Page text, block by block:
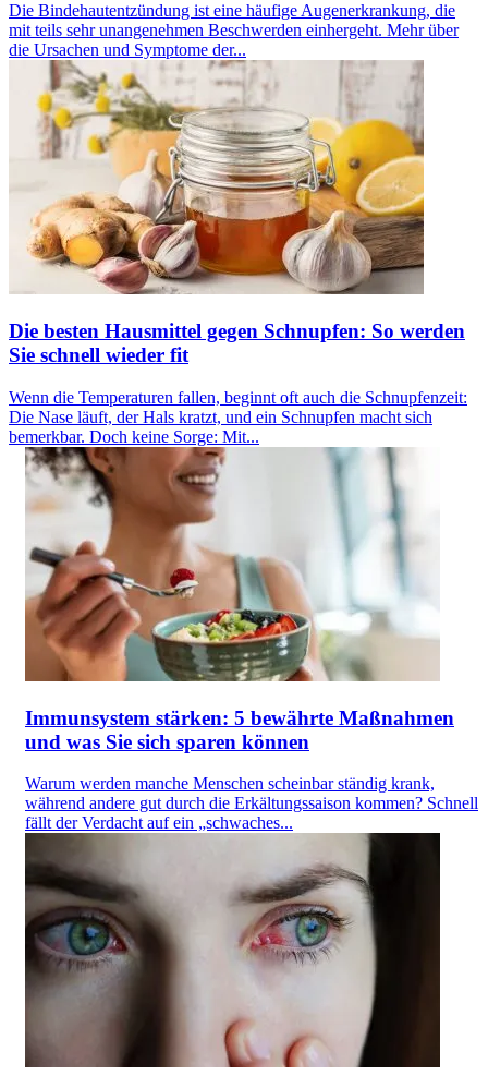
Die Bindehautentzündung ist eine häufige Augenerkrankung, die
mit teils sehr unangenehmen Beschwerden einhergeht. Mehr über
die Ursachen und Symptome der...
Die besten Hausmittel gegen Schnupfen: So werden
Sie schnell wieder fit
Wenn die Temperaturen fallen, beginnt oft auch die Schnupfenzeit:
Die Nase läuft, der Hals kratzt, und ein Schnupfen macht sich
bemerkbar. Doch keine Sorge: Mit...
Immunsystem stärken: 5 bewährte Maßnahmen
und was Sie sich sparen können
Warum werden manche Menschen scheinbar ständig krank,
während andere gut durch die Erkältungssaison kommen? Schnell
fällt der Verdacht auf ein „schwaches...